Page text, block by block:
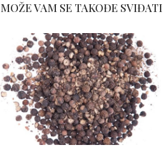
MOŽE VAM SE TAKOĐE SVIĐATI